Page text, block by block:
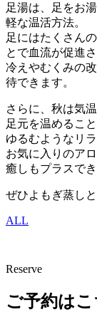
足湯は、足をお
軽な温活方法。
足にはたくさん
とで血流が促進さ
冷えやむくみの
待できます。
さらに、秋は気
足元を温めるこ
ゆるむようなリ
お気に入りのア
癒しもプラスでき
ぜひよもぎ蒸し
ALL
Reserve
ご予約は